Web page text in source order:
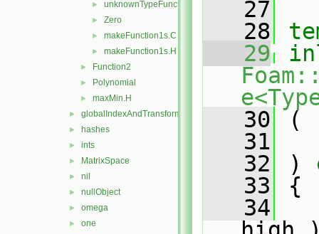
► unknownTypeFunction1
► Zero
► makeFunction1s.C
► makeFunction1s.H
► Function2
► Polynomial
► maxMin.H
► globalIndexAndTransform
► hashes
► ints
► MatrixSpace
► nil
► nullObject
► omega
► one
   27
   28
   29
   30
(
   31
   32
)
   33
{
   34